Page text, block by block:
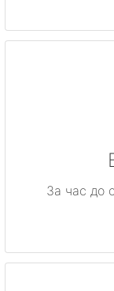
Гатчина
Кириши
Коммунар
За час до